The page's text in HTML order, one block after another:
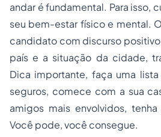
andar é fundamental. Para isso,
seu bem-estar físico e mental.
candidato com discurso
país e a situação da cidade,
Dica importante, faça uma
seguros, comece com a sua
amigos mais envolvidos,
Você pode, você consegue.